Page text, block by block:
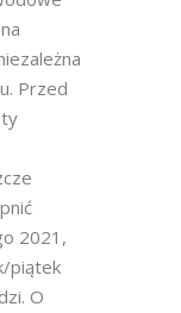
Przed
2021,
piątek
O